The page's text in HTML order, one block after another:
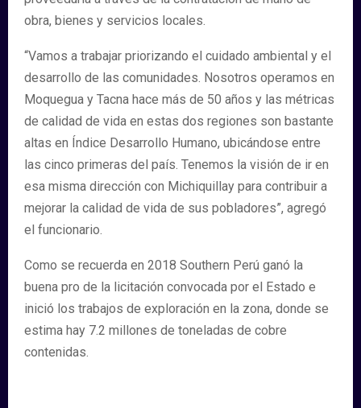
obra, bienes y servicios locales.
“Vamos a trabajar priorizando el cuidado ambiental y el
desarrollo de las comunidades. Nosotros operamos en
Moquegua y Tacna hace más de 50 años y las métricas
de calidad de vida en estas dos regiones son bastante
altas en Índice Desarrollo Humano, ubicándose entre
las cinco primeras del país. Tenemos la visión de ir en
esa misma dirección con Michiquillay para contribuir a
mejorar la calidad de vida de sus pobladores”, agregó
el funcionario.
Como se recuerda en 2018 Southern Perú ganó la
buena pro de la licitación convocada por el Estado e
inició los trabajos de exploración en la zona, donde se
estima hay 7.2 millones de toneladas de cobre
contenidas.